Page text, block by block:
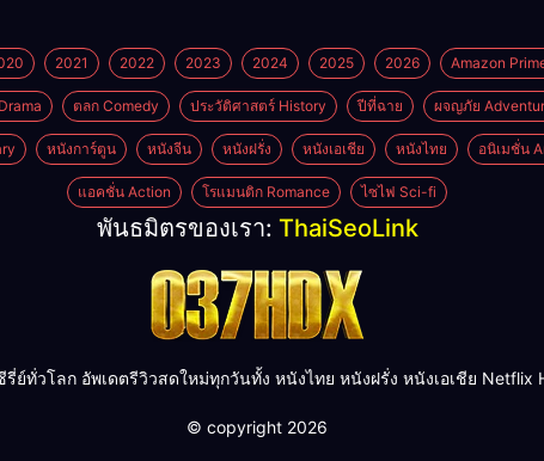
2021 2022 2023 2024 2025 2026 Amazon
ตลก Comedy ประวัติศาสตร์ History ปีที่ฉาย ผจญภัย
หนังการ์ตูน หนังจีน หนังฝรั่ง หนังเอเชีย หนังไทย อนิเมชั่น
แอคชั่น Action โรแมนติก Romance ไซไฟ Sci-fi
พันธมิตรของเรา: ThaiSeoLink
ย์ทั่วโลก อัพเดตรีวิวสดใหม่ทุกวันทั้ง หนังไทย หนังฝรั่ง หนังเอเชีย Netflix
© copyright 2026